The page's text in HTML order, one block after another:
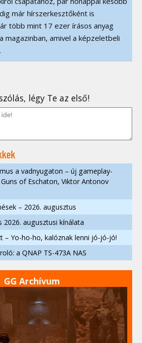
már hírszerkesztőként is
több mint 17 ezer írásos anyag
magazinban, amivel a képzeletbeli
légy Te az első!
a vadnyugaton – új gameplay-
of Eschaton, Viktor Antonov
– 2026. augusztus
2026. augusztusi kínálata
– Yo-ho-ho, kalóznak lenni jó-jó-jó!
a QNAP TS-473A NAS
GG Archívum